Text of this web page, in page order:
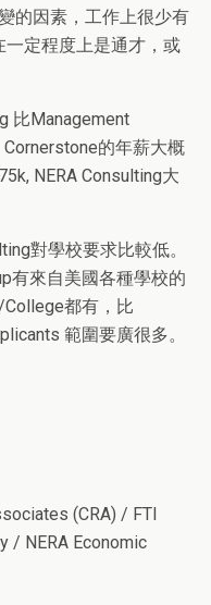
的因素，工作上很少有
定程度上是通才，或
比Management
的年薪大概
NERA Consulting大
對學校要求比較低。
有來自美國各種學校的
都有，比
範圍要廣很多。
(CRA) / FTI
/ NERA Economic